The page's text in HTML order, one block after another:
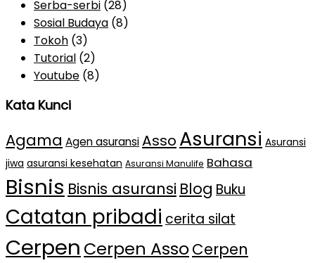
Serba-serbi (28)
Sosial Budaya (8)
Tokoh (3)
Tutorial (2)
Youtube (8)
Kata Kunci
Agama Agen asuransiAsso Asuransi Asuransi
jiwa asuransi kesehatan Asuransi Manulife Bahasa
Bisnis Bisnis asuransi Blog Buku
Catatan pribadi cerita silat
Cerpen Cerpen AssoCerpen